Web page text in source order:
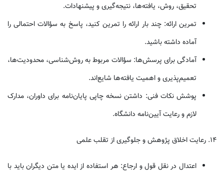
تحقیق، روش، یافته‌ها، نتیجه‌گیری و پیشنهادات.
تمرین ارائه: چند بار ارائه را تمرین کنید، پاسخ به سؤالات احتمالی را
آماده داشته باشید.
آمادگی برای پرسش‌ها: سؤالات مربوط به روش‌شناسی، محدودیت‌ها،
تعمیم‌پذیری و اهمیت یافته‌ها شایع‌اند.
پوشش نکات فنی: داشتن نسخه چاپی پایان‌نامه برای داوران، مدارک
لازم و رعایت آیین‌نامه دانشگاه.
۱۴. رعایت اخلاق پژوهش و جلوگیری از تقلب علمی
اعتدال در نقل قول و ارجاع: هر استفاده از ایده یا متن دیگران باید با